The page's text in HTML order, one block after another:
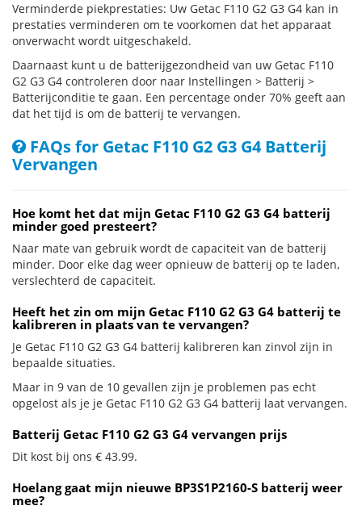
Verminderde piekprestaties: Uw Getac F110 G2 G3 G4 kan in
prestaties verminderen om te voorkomen dat het apparaat
onverwacht wordt uitgeschakeld.
Daarnaast kunt u de batterijgezondheid van uw Getac F110
G2 G3 G4 controleren door naar Instellingen > Batterij >
Batterijconditie te gaan. Een percentage onder 70% geeft aan
dat het tijd is om de batterij te vervangen.
FAQs for Getac F110 G2 G3 G4 Batterij
Vervangen
Hoe komt het dat mijn Getac F110 G2 G3 G4 batterij
minder goed presteert?
Naar mate van gebruik wordt de capaciteit van de batterij
minder. Door elke dag weer opnieuw de batterij op te laden,
verslechterd de capaciteit.
Heeft het zin om mijn Getac F110 G2 G3 G4 batterij te
kalibreren in plaats van te vervangen?
Je Getac F110 G2 G3 G4 batterij kalibreren kan zinvol zijn in
bepaalde situaties.
Maar in 9 van de 10 gevallen zijn je problemen pas echt
opgelost als je je Getac F110 G2 G3 G4 batterij laat vervangen.
Batterij Getac F110 G2 G3 G4 vervangen prijs
Dit kost bij ons € 43.99.
Hoelang gaat mijn nieuwe BP3S1P2160-S batterij weer
mee?